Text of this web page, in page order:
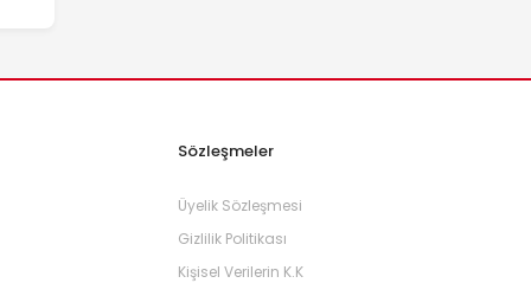
Sözleşmeler
Üyelik Sözleşmesi
Gizlilik Politikası
Kişisel Verilerin K.K